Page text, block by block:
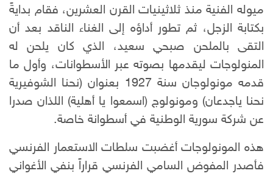
ميوله الفنية منذ ثلاثينيات القرن العشرين، فقام بدايةً
بكتابة الزجل، ثم تطور أداؤه إلى الغناء الناقد بعد أن
التقى بالملحن صبحي سعيد، الذي كان يلحن له
المنولوجات ليقدمها بصوته عبر الأسطوانات، وأول ما
قدمه مونولوجان سنة 1927 بعنوان (نحنا الشوفيرية
نحنا ياجدعان) ومونولوج (اسمعوا يا أهلية) اللذان صدرا
عن شركة سورية الوطنية في أسطوانة خاصة.
هذه المونولوجات أغضبت سلطات الاستعمار الفرنسي
فأصدر المفوض السامي الفرنسي قراراً بنفي الأغواني